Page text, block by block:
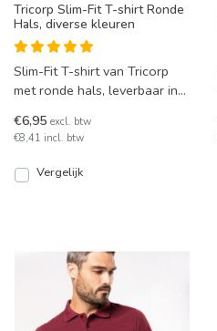
Tricorp Slim-Fit T-shirt Ronde
Hals, diverse kleuren
Slim-Fit T-shirt van Tricorp
met ronde hals, leverbaar in
t/m 5XL.
€6,95 excl. btw
€8,41 incl. btw
Vergelijk